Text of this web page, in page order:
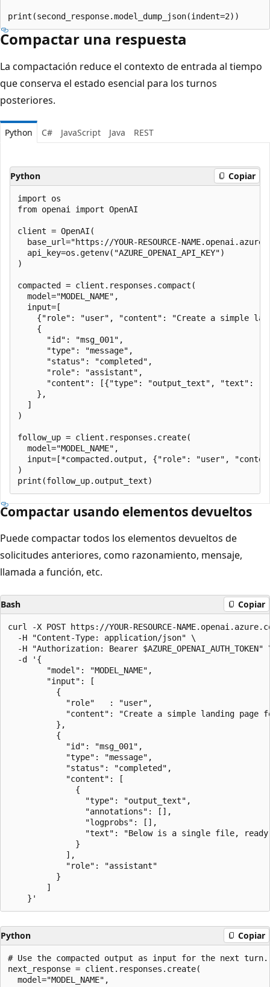
Compactar una respuesta
La compactación reduce el contexto de entrada al tiempo
que conserva el estado esencial para los turnos
posteriores.
Python C# JavaScript Java REST
Python Copiar
import os
from openai import OpenAI
client = OpenAI(
base_url="https://YOUR-RESOURCE-
  api_key=os.getenv("AZURE_OPENAI_API_KEY")
)
compacted = client.responses.compact(
  model="MODEL_NAME",
  input=[
{"role": "user", "content": "Create a simple
    {
      "id": "msg_001",
      "type": "message",
      "status": "completed",
      "role": "assistant",
"content": [{"type": "output_text", "text":
    },
  ]
)
follow_up = client.responses.create(
  model="MODEL_NAME",
input=[*compacted.output, {"role": "user",
)
Compactar usando elementos devueltos
Puede compactar todos los elementos devueltos de
solicitudes anteriores, como razonamiento, mensaje,
llamada a función, etc.
Bash Copiar
curl -X POST https://YOUR-RESOURCE-
  -H "Content-Type: application/json" \
-H "Authorization: Bearer $AZURE_OPENAI_AUTH_TOKEN"
  -d '{
        "model": "MODEL_NAME",
        "input": [
          {
            "role"   : "user",
"content": "Create a simple landing page
          },
          {
            "id": "msg_001",
            "type": "message",
            "status": "completed",
            "content": [
              {
                "type": "output_text",
                "annotations": [],
                "logprobs": [],
"text": "Below is a single file,
              }
            ],
            "role": "assistant"
          }
        ]
Python Copiar
# Use the compacted output as input for the next turn.
next_response = client.responses.create(
  model="MODEL_NAME",